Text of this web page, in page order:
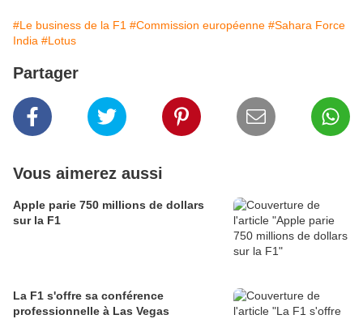
#Le business de la F1 #Commission européenne #Sahara Force
India #Lotus
Partager
Vous aimerez aussi
Apple parie 750 millions de dollars
sur la F1
La F1 s'offre sa conférence
professionnelle à Las Vegas